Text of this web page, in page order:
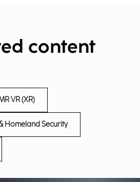
content
VR (XR)
Homeland Security